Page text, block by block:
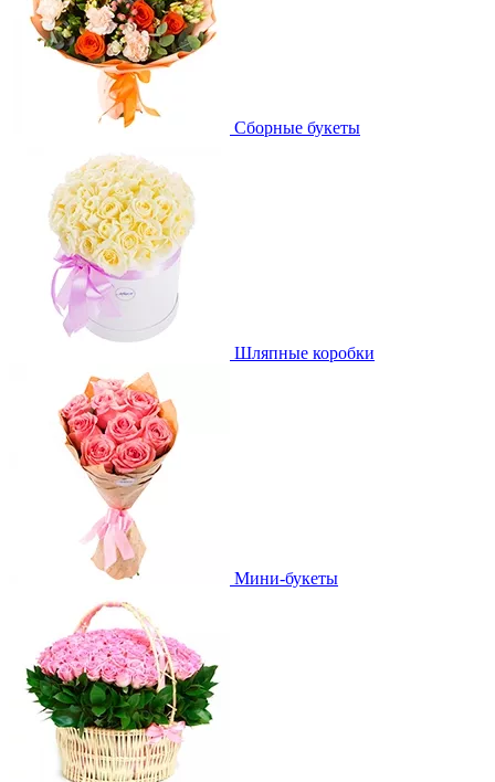
Сборные букеты
Шляпные коробки
Мини-букеты